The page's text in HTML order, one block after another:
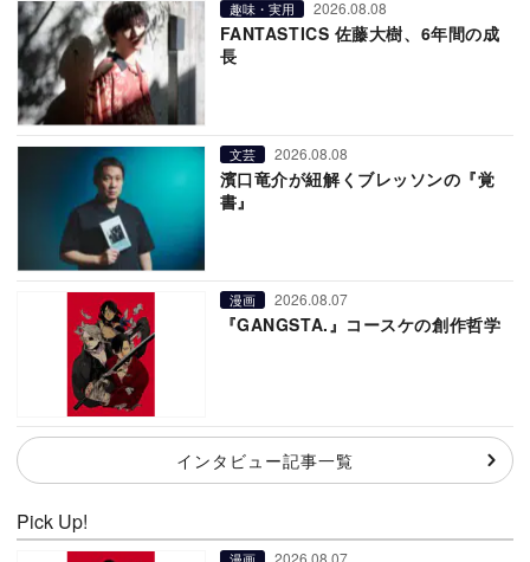
趣味・実用 2026.08.08
FANTASTICS 佐藤大樹、6年間の成
長
文芸 2026.08.08
濱口竜介が紐解くブレッソンの『覚
書』
漫画 2026.08.07
『GANGSTA.』コースケの創作哲学
インタビュー記事一覧
Pick Up!